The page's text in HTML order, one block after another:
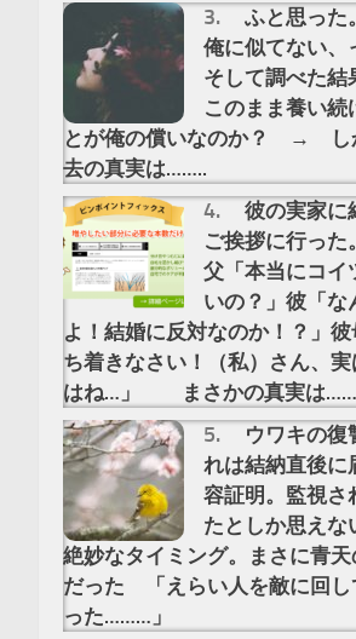
ふと思った
俺に似てない、
そして調べた
このまま養い続
とが俺の償いなのか？ → し
去の真実は……..
彼の実家に
ご挨拶に行っ
父「本当にコイ
いの？」彼「な
よ！結婚に反対なのか！？」
ち着きなさい！（私）さん、
はね…」 まさかの真実は
ウワキの復
れは結納直後に
容証明。監視さ
たとしか思えな
絶妙なタイミング。まさに青
だった 「えらい人を敵に回し
った………」